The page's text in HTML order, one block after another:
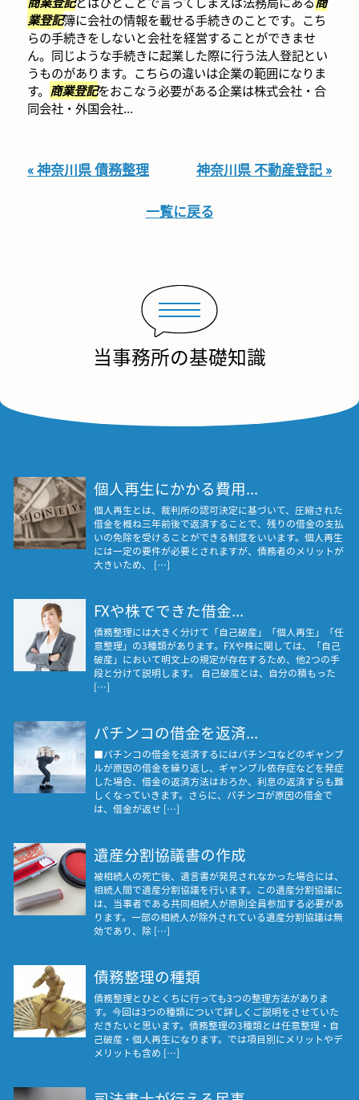
業登記簿に会社の情報を載せる手続きのことです。こち
らの手続きをしないと会社を経営することができませ
ん。同じような手続きに起業した際に行う法人登記とい
うものがあります。こちらの違いは企業の範囲になりま
す。 商業登記をおこなう必要がある企業は株式会社・合
同会社・外国会社...
« 神奈川県 債務整理 神奈川県 不動産登記 »
一覧に戻る
当事務所の基礎知識
個人再生にかかる費用...
個人再生とは、裁判所の認可決定に基づいて、圧縮された
借金を概ね三年前後で返済することで、残りの借金の支払
いの免除を受けることができる制度をいいます。個人再生
には一定の要件が必要とされますが、債務者のメリットが
大きいため、 […]
FXや株でできた借金...
債務整理には大きく分けて「自己破産」「個人再生」「任
意整理」の3種類があります。FXや株に関しては、「自己
破産」において明文上の規定が存在するため、他2つの手
段と分けて説明します。 自己破産とは、自分の積もった
[…]
パチンコの借金を返済...
■パチンコの借金を返済するにはパチンコなどのギャンブ
ルが原因の借金を繰り返し、ギャンブル依存症などを発症
した場合、借金の返済方法はおろか、利息の返済すらも難
しくなっていきます。さらに、パチンコが原因の借金で
は、借金が返せ […]
遺産分割協議書の作成
被相続人の死亡後、遺言書が発見されなかった場合には、
相続人間で遺産分割協議を行います。この遺産分割協議に
は、当事者である共同相続人が原則全員参加する必要があ
ります。一部の相続人が除外されている遺産分割協議は無
効であり、除 […]
債務整理の種類
債務整理とひとくちに行っても3つの整理方法がありま
す。今回は3つの種類について詳しくご説明をさせていた
だきたいと思います。債務整理の3種類とは任意整理・自
己破産・個人再生になります。では項目別にメリットやデ
メリットも含め […]